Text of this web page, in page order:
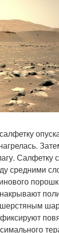
Салфетку
средними
шерстяным